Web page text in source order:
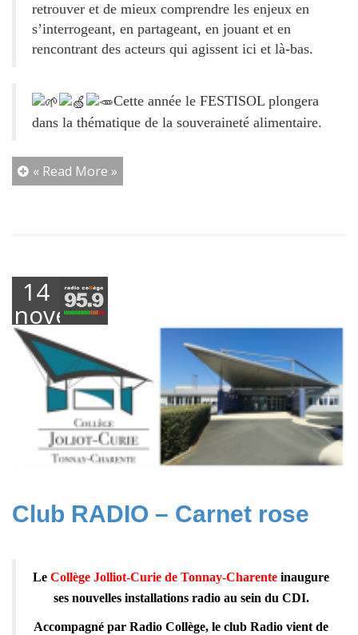
retrouver et de mieux comprendre les enjeux en
s’interrogeant, en partageant, en jouant et en
rencontrant des acteurs qui agissent ici et là-bas.
Cette année le FESTISOL plongera
dans la thématique de la souveraineté alimentaire.
« Read More »
14
novembre
2023
Club RADIO – Carnet rose
Le Collège Jolliot-Curie de Tonnay-Charente inaugure
ses nouvelles installations radio au sein du CDI.
Accompagné par Radio Collège, le club Radio vient de